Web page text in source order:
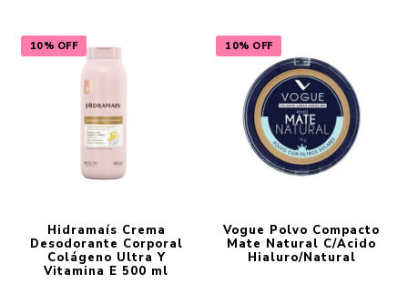
10% OFF
Hidramaís Crema
Desodorante Corporal
Colágeno Ultra Y
Vitamina E 500 ml
10% OFF
Vogue Polvo Compacto
Mate Natural C/Acido
Hialuro/Natural